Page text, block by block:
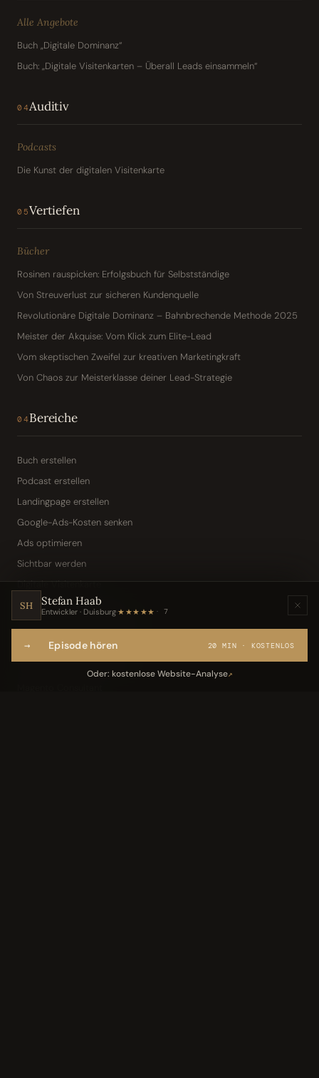
Alle Angebote
Buch „Digitale Dominanz“
Buch: „Digitale Visitenkarten – Überall Leads einsammeln“
04Auditiv
Podcasts
Die Kunst der digitalen Visitenkarte
05Vertiefen
Bücher
Rosinen rauspicken: Erfolgsbuch für Selbstständige
Von Streuverlust zur sicheren Kundenquelle
Revolutionäre Digitale Dominanz – Bahnbrechende Methode 2025
Meister der Akquise: Vom Klick zum Elite-Lead
Vom skeptischen Zweifel zur kreativen Marketingkraft
Von Chaos zur Meisterklasse deiner Lead-Strategie
04Bereiche
Buch erstellen
Podcast erstellen
Landingpage erstellen
Google-Ads-Kosten senken
Ads optimieren
Sichtbar werden
Digitale Visitenkarte
KI-Assistent (Toni · Jarvis)
Webseite per Sprache
SH Stefan Haab
Entwickler · Duisburg·★★★★★ 7
→ Episode hören 20 MIN · KOSTENLOS
Oder: kostenlose Website-Analyse↗